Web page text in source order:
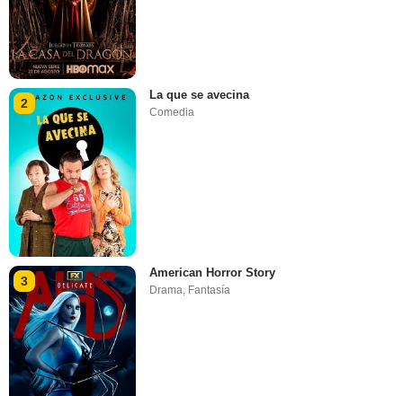
2
La que se avecina
Comedia
3
American Horror Story
Drama, Fantasía